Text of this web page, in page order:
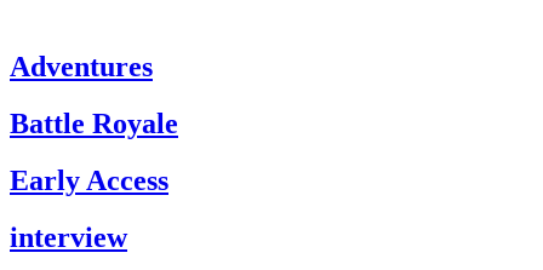
Adventures
Battle Royale
Early Access
interview